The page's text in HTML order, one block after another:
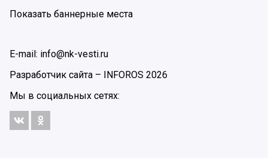
Показать баннерные места
E-mail: info@nk-vesti.ru
Разработчик сайта –
INFOROS 2026
Мы в социальных сетях: